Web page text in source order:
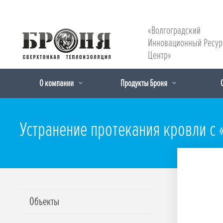
«Волгоградский
Инновационный
Центр»
О компании Продукты Броня
Устранение протекания кровли
Объекты